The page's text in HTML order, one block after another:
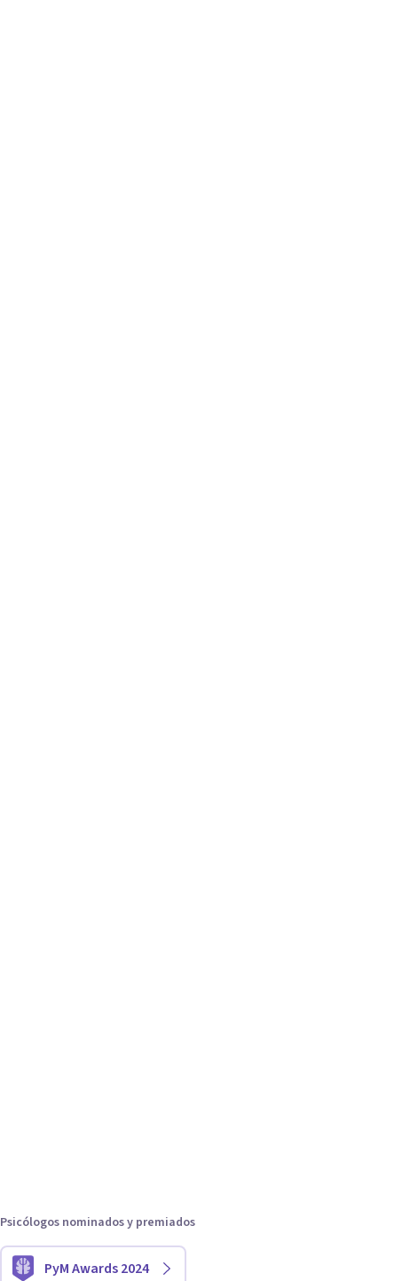
Psicólogos nominados y premiados
PyM Awards 2024